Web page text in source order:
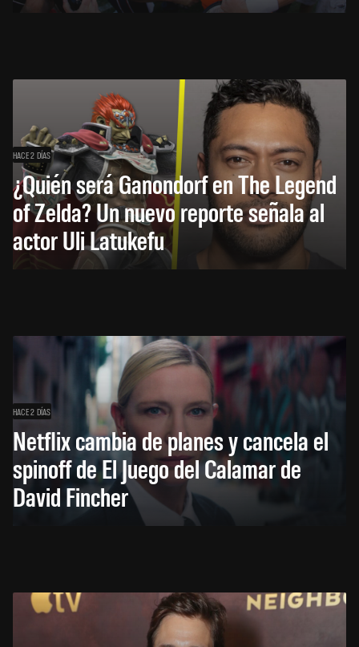
HACE 2 DÍAS
¿Quién será Ganondorf en The Legend
of Zelda? Un nuevo reporte señala al
actor Uli Latukefu
HACE 2 DÍAS
Netflix cambia de planes y cancela el
spinoff de El Juego del Calamar de
David Fincher